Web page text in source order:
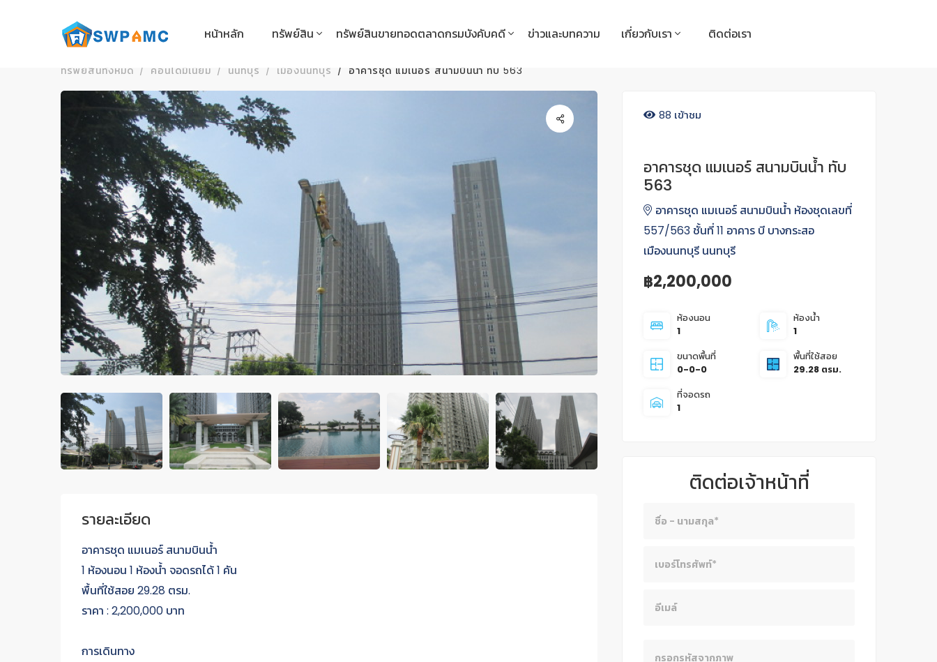
หน้าหลัก ทรัพย์สิน ทรัพย์สินขายทอดตลาดกรมบังคับคดี ข่าวและบทความ เกี่ยวกับเรา ติดต่อเรา
ทรัพย์สินทั้งหมด คอนโดมิเนียม นนทบุรี เมืองนนทบุรี อาคารชุด แมเนอร์ สนามบินน้ำ ทับ 563
รายละเอียด
อาคารชุด แมเนอร์ สนามบินน้ำ
1 ห้องนอน 1 ห้องน้ำ จอดรถได้ 1 คัน
พื้นที่ใช้สอย 29.28 ตรม.
ราคา : 2,200,000 บาท
การเดินทาง
88 เข้าชม
อาคารชุด แมเนอร์ สนามบินน้ำ ทับ
563
อาคารชุด แมเนอร์ สนามบินน้ำ ห้องชุดเลขที่
557/563 ชั้นที่ 11 อาคาร บี บางกระสอ
เมืองนนทบุรี นนทบุรี
฿2,200,000
ห้องนอน
1
ห้องน้ำ
1
ขนาดพื้นที่
0-0-0
พื้นที่ใช้สอย
29.28 ตรม.
ที่จอดรถ
1
ติดต่อเจ้าหน้าที่